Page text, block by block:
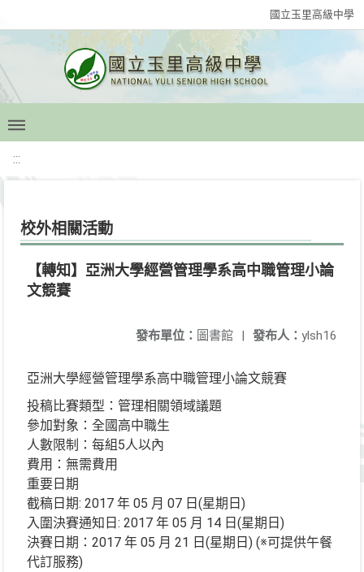
國立玉里高級中學
:::
校外相關活動
【轉知】亞洲大學經營管理學系高中職管理小論
文競賽
發布人： ylsh16
發布單位： 圖書館 |
亞洲大學經營管理學系高中職管理小論文競賽
投稿比賽類型：管理相關領域議題
參加對象：全國高中職生
人數限制：每組5人以內
費用：無需費用
重要日期
截稿日期: 2017 年 05 月 07 日(星期日)
入圍決賽通知日: 2017 年 05 月 14 日(星期日)
決賽日期：2017 年 05 月 21 日(星期日) (※可提供午餐
代訂服務)